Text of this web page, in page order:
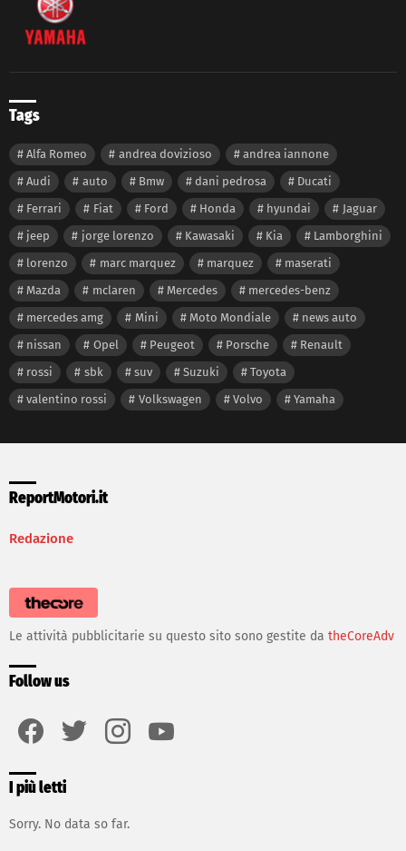
Tags
Alfa Romeo andrea dovizioso
andrea iannone
Audi
auto Bmw dani pedrosa
Ducati
Ferrari
Fiat Ford Honda hyundai
Jaguar
jeep
jorge lorenzo Kawasaki Kia
Lamborghini
lorenzo
marc marquez marquez
maserati
Mazda
mclaren Mercedes
mercedes-benz
mercedes amg
Mini Moto Mondiale
news auto
nissan
Opel Peugeot Porsche
Renault
rossi
sbk suv Suzuki
Toyota
valentino rossi
Volkswagen Volvo Yamaha
ReportMotori.it
Redazione
Le attività pubblicitarie su questo sito sono gestite da theCoreAdv
Follow us
I più letti
Sorry. No data so far.